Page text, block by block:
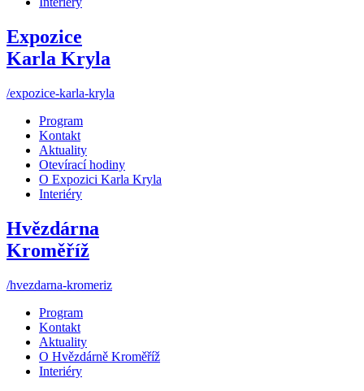
Expozice
Karla Kryla
/expozice-karla-kryla
Program
Kontakt
Aktuality
Otevírací hodiny
O Expozici Karla Kryla
Interiéry
Hvězdárna
Kroměříž
/hvezdarna-kromeriz
Program
Kontakt
Aktuality
O Hvězdárně Kroměříž
Interiéry